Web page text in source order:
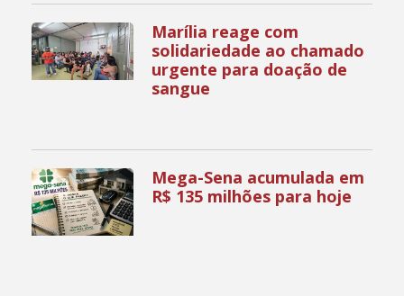
Marília reage com
solidariedade ao chamado
urgente para doação de
sangue
Mega-Sena acumulada em
R$ 135 milhões para hoje